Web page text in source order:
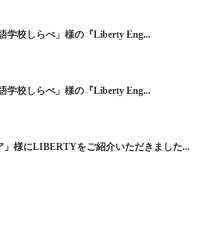
学校しらべ」様の『Liberty Eng...
学校しらべ」様の『Liberty Eng...
」様にLIBERTYをご紹介いただきました...